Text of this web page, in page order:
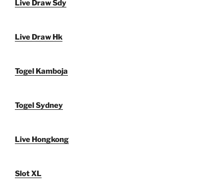
Live Draw Sdy
Live Draw Hk
Togel Kamboja
Togel Sydney
Live Hongkong
Slot XL